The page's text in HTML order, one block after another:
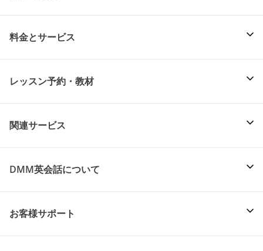
料金とサービス
レッスン予約・教材
関連サービス
DMM英会話について
お客様サポート